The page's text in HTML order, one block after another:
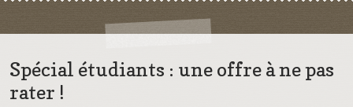
Spécial étudiants : une offre à ne pas
rater !